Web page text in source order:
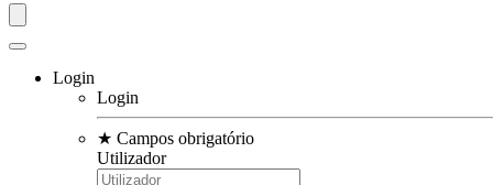
Login
Login
★ Campos obrigatório
Utilizador